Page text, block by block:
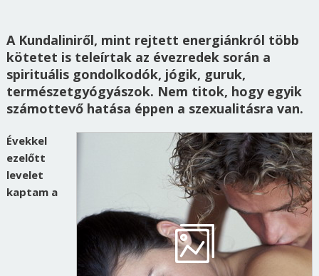
A Kundaliniről, mint rejtett energiánkról több
kötetet is teleírtak az évezredek során a
spirituális gondolkodók, jógik, guruk,
természetgyógyászok. Nem titok, hogy egyik
számottevő hatása éppen a szexualitásra van.
Évekkel
ezelőtt
levelet
kaptam a